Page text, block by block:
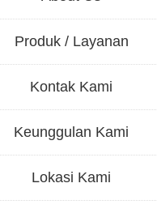
Produk / Layanan
Kontak Kami
Keunggulan Kami
Lokasi Kami